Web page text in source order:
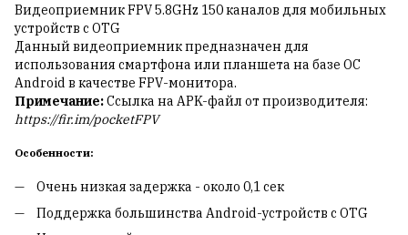
Видеоприемник FPV 5.8GHz 150 каналов для мобильных
устройств с OTG
Данный видеоприемник предназначен для
использования смартфона или планшета на базе ОС
Android в качестве FPV-монитора.
Примечание:Ссылка на APK-файл от производителя:
https://fir.im/pocketFPV
Особенности:
Очень низкая задержка - около 0,1 сек
Поддержка большинства Android-устройств с OTG